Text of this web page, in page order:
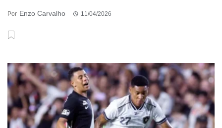
Por Enzo Carvalho 11/04/2026